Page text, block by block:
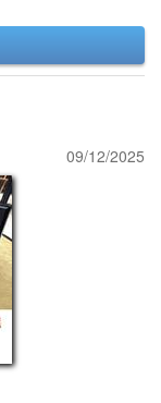
09/12/2025